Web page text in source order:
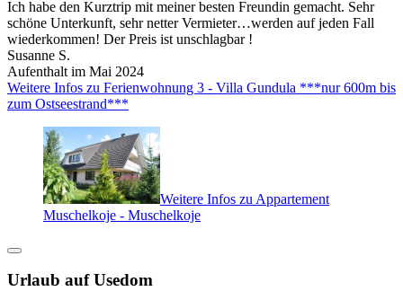
Ich habe den Kurztrip mit meiner besten Freundin gemacht. Sehr
schöne Unterkunft, sehr netter Vermieter…werden auf jeden Fall
wiederkommen! Der Preis ist unschlagbar !
Susanne S.
Aufenthalt im Mai 2024
Weitere Infos zu Ferienwohnung 3 - Villa Gundula ***nur 600m bis
zum Ostseestrand***
Weitere Infos zu Appartement
Muschelkoje - Muschelkoje
Urlaub auf Usedom